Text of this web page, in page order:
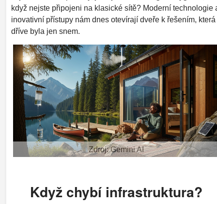
když nejste připojeni na klasické sítě? Moderní technologie
inovativní přístupy nám dnes otevírají dveře k řešením, která
dříve byla jen snem.
Zdroj: Gemini AI
Když chybí infrastruktura?